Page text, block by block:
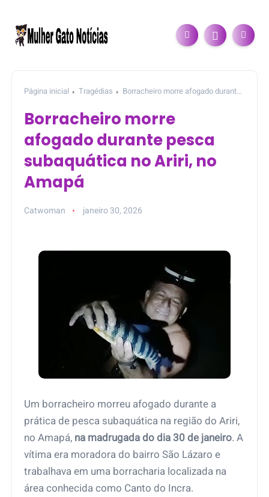
Página inicial Tragédias
Borracheiro morre afogado durante
Borracheiro morre
afogado durante pesca
subaquática no Ariri, no
Amapá
Catwoman janeiro 30, 2026
Um borracheiro morreu afogado durante a
prática de pesca subaquática na região do Ariri,
no Amapá, na madrugada do dia 30 de janeiro. A
vítima era moradora do bairro São Lázaro e
trabalhava em uma borracharia localizada na
área conhecida como Canto do Incra.